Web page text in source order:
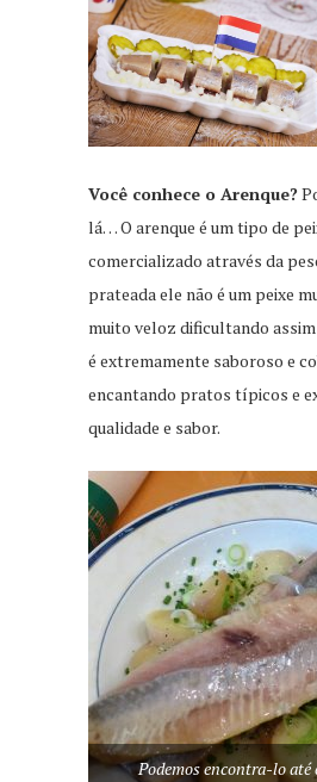
Você conhece o Arenque?
lá… O arenque é um tipo de
comercializado através da
prateada ele não é um peixe
muito veloz dificultando assim
é extremamente saboroso e
encantando pratos típicos e
qualidade e sabor.
Podemos encontra-lo até